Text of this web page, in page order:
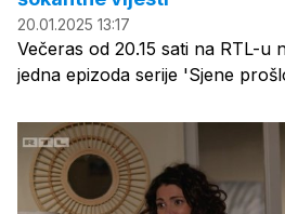
20.01.2025 13:17
Večeras od 20.15 sati na RTL-u
jedna epizoda serije 'Sjene